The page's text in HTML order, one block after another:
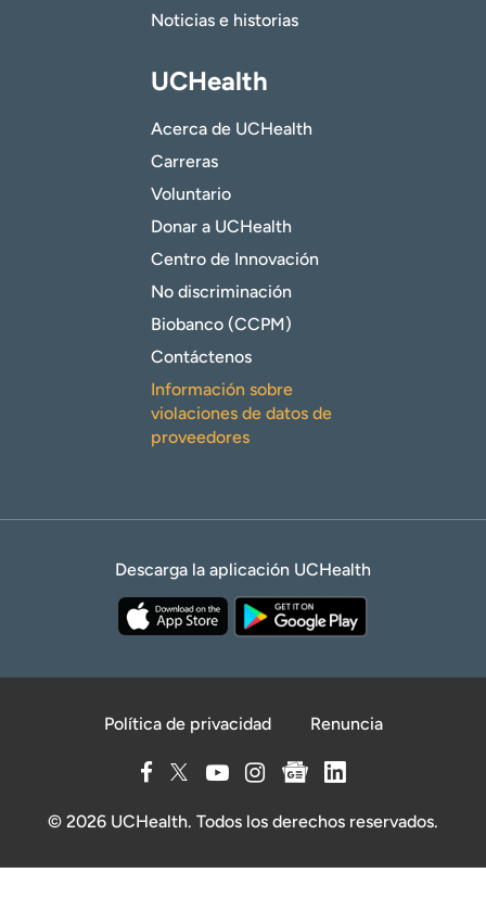
Noticias e historias
UCHealth
Acerca de UCHealth
Carreras
Voluntario
Donar a UCHealth
Centro de Innovación
No discriminación
Biobanco (CCPM)
Contáctenos
Información sobre
violaciones de datos de
proveedores
Descarga la aplicación UCHealth
Política de privacidad Renuncia
© 2026 UCHealth. Todos los derechos reservados.